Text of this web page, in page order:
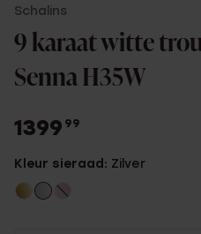
Schalins
9 karaat witte
Senna H35W
1399 99
Kleur sieraad: Zilver